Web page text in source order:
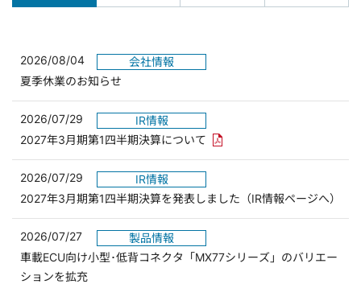
2026/08/04
会社情報
夏季休業のお知らせ
2026/07/29
IR情報
2027年3月期第1四半期決算について PDFリンクを新しいウィンド
2026/07/29
IR情報
2027年3月期第1四半期決算を発表しました（IR情報ページへ）
2026/07/27
製品情報
車載ECU向け小型･低背コネクタ「MX77シリーズ」のバリエー
ションを拡充